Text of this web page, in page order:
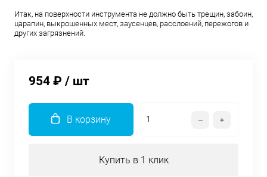
Итак, на поверхности инструмента не должно быть трещин, забоин,
царапин, выкрошенных мест, заусенцев, расслоений, пережогов и
других загрязнений.
954 ₽ / шт
В корзину
Купить в 1 клик